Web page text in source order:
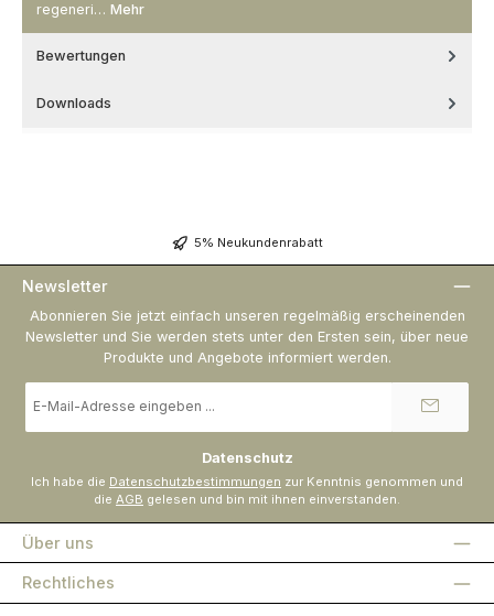
regeneri… Mehr
Bewertungen
Downloads
5% Neukundenrabatt
Newsletter
Abonnieren Sie jetzt einfach unseren regelmäßig erscheinenden
Newsletter und Sie werden stets unter den Ersten sein, über neue
Produkte und Angebote informiert werden.
Mail-
Datenschutz
Ich habe die Datenschutzbestimmungen zur Kenntnis genommen und
die AGB gelesen und bin mit ihnen einverstanden.
Über uns
Rechtliches